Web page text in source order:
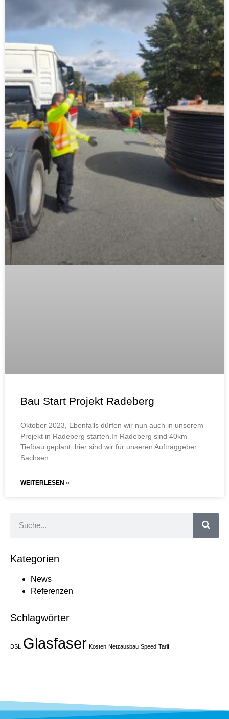
Bau Start Projekt Radeberg
Oktober 2023, Ebenfalls dürfen wir nun auch in unserem
Projekt in Radeberg starten.In Radeberg sind 40km
Tiefbau geplant, hier sind wir für unseren Auftraggeber
Sachsen
WEITERLESEN »
Kategorien
News
Referenzen
Schlagwörter
DSL Glasfaser Kosten Netzausbau Speed Tarif